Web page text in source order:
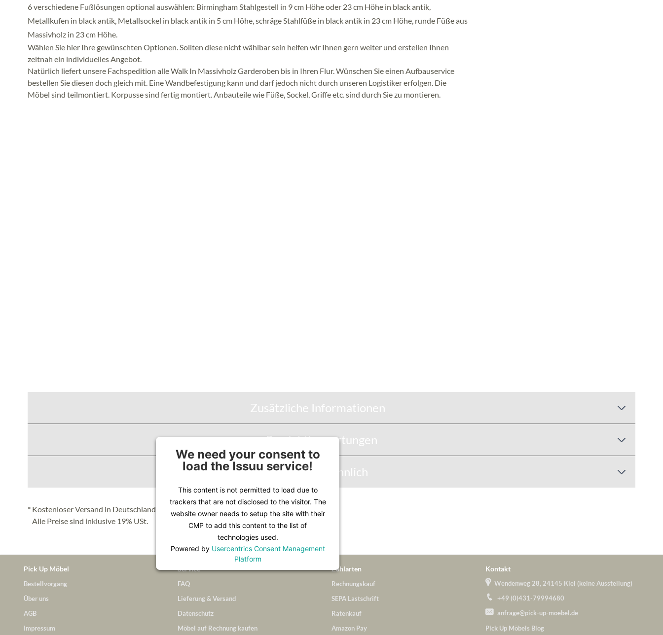
6 verschiedene Fußlösungen optional auswählen: Birmingham Stahlgestell in 9 cm Höhe oder 23 cm Höhe in black antik,
Metallkufen in black antik, Metallsockel in black antik in 5 cm Höhe, schräge Stahlfüße in black antik in 23 cm Höhe, runde Füße aus
Massivholz in 23 cm Höhe.
Wählen Sie hier Ihre gewünschten Optionen. Sollten diese nicht wählbar sein helfen wir Ihnen gern weiter und erstellen Ihnen
zeitnah ein individuelles Angebot.
Natürlich liefert unsere Fachspedition alle Walk In Massivholz Garderoben bis in Ihren Flur. Wünschen Sie einen Aufbauservice
bestellen Sie diesen doch gleich mit. Eine Wandbefestigung kann und darf jedoch nicht durch unseren Logistiker erfolgen. Die
Möbel sind teilmontiert. Korpusse sind fertig montiert. Anbauteile wie Füße, Sockel, Griffe etc. sind durch Sie zu montieren.
We need your consent to
load the Issuu service!
This content is not permitted to load due to
trackers that are not disclosed to the visitor. The
website owner needs to setup the site with their
CMP to add this content to the list of
technologies used.
Powered by Usercentrics Consent Management
Platform
Zusätzliche Informationen
Produktbewertungen
Abbildung Ähnlich
* Kostenloser Versand in Deutschland (Festland), nähere Infos unter Lieferung & Versand
Alle Preise sind inklusive 19% USt.
Pick Up Möbel
Bestellvorgang
Über uns
AGB
Impressum
Service
FAQ
Lieferung & Versand
Datenschutz
Möbel auf Rechnung kaufen
Zahlarten
Rechnungskauf
SEPA Lastschrift
Ratenkauf
Amazon Pay
Kontakt
Wendenweg 28, 24145 Kiel (keine Ausstellung)
+49 (0)431-79994680
anfrage@pick-up-moebel.de
Pick Up Möbels Blog